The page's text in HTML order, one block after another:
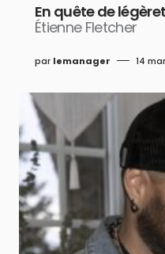
En quête de
Étienne Fletcher
par lemanager 14